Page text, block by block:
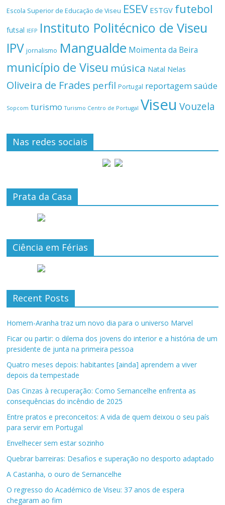
Escola Superior de Educação de Viseu ESEV ESTGV futebol
futsal IEFP Instituto Politécnico de Viseu
IPV jornalismo Mangualde Moimenta da Beira
município de Viseu música Natal Nelas
Oliveira de Frades perfil Portugal reportagemsaúde
Sopcom turismo Turismo Centro de Portugal Viseu Vouzela
Nas redes sociais
Prata da Casa
Ciência em Férias
Recent Posts
Homem-Aranha traz um novo dia para o universo Marvel
Ficar ou partir: o dilema dos jovens do interior e a história de um
presidente de junta na primeira pessoa
Quatro meses depois: habitantes [ainda] aprendem a viver
depois da tempestade
Das Cinzas à recuperação: Como Sernancelhe enfrenta as
consequências do incêndio de 2025
Entre pratos e preconceitos: A vida de quem deixou o seu país
para servir em Portugal
Envelhecer sem estar sozinho
Quebrar barreiras: Desafios e superação no desporto adaptado
A Castanha, o ouro de Sernancelhe
O regresso do Académico de Viseu: 37 anos de espera
chegaram ao fim